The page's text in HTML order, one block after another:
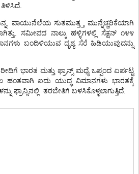
ತಿಳಿಸಿದೆ
ವಾಯುನೆಲೆಯ ಸುತಮುತ್ತ್ತ
ಮುನ್ನೆಚ್ಚರಿಕೆಯಾಗಿ
ಸಮೀಪದ ನಾಲ್ಕು ಹಳ್ಳಿಗಳಲ್ಲಿ ಸೆಕ್ಷನ್ ೧೪೪
ಬಂದಿಳಿಯುವ ದೃಶ್ಯ ಸೆರೆ ಹಿಡಿಯುವುದನ್ನು
ಭಾರತ ಮತ್ತು ಫ್ರಾನ್ಸ್ ಮಧ್ಯೆ ಒಪ್ಪಂದ ಏರ್ಪಟ್ಟ
ಹಂತವಾಗಿ ಐದು ಯುದ್ಧ ವಿಮಾನಗಳು ಭಾರತಕ್ಕೆ
ಫ್ರಾನ್ಸಿನಲ್ಲಿ ತರಬೇತಿಗೆ ಬಳಸಿಕೊಳ್ಳಲಾಗುತ್ತಿದೆ